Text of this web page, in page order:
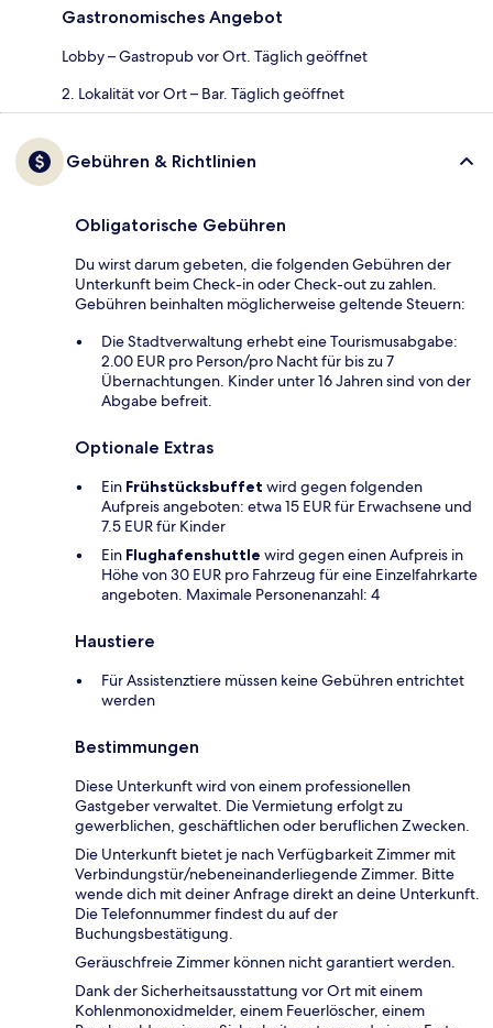
Gastronomisches Angebot
Lobby – Gastropub vor Ort. Täglich geöffnet
2. Lokalität vor Ort – Bar. Täglich geöffnet
Gebühren & Richtlinien
Obligatorische Gebühren
Du wirst darum gebeten, die folgenden Gebühren der
Unterkunft beim Check-in oder Check-out zu zahlen.
Gebühren beinhalten möglicherweise geltende Steuern:
Die Stadtverwaltung erhebt eine Tourismusabgabe:
2.00 EUR pro Person/pro Nacht für bis zu 7
Übernachtungen. Kinder unter 16 Jahren sind von der
Abgabe befreit.
Optionale Extras
Ein Frühstücksbuffet wird gegen folgenden
Aufpreis angeboten: etwa 15 EUR für Erwachsene und
7.5 EUR für Kinder
Ein Flughafenshuttle wird gegen einen Aufpreis in
Höhe von 30 EUR pro Fahrzeug für eine Einzelfahrkarte
angeboten. Maximale Personenanzahl: 4
Haustiere
Für Assistenztiere müssen keine Gebühren entrichtet
werden
Bestimmungen
Diese Unterkunft wird von einem professionellen
Gastgeber verwaltet. Die Vermietung erfolgt zu
gewerblichen, geschäftlichen oder beruflichen Zwecken.
Die Unterkunft bietet je nach Verfügbarkeit Zimmer mit
Verbindungstür/nebeneinanderliegende Zimmer. Bitte
wende dich mit deiner Anfrage direkt an deine Unterkunft.
Die Telefonnummer findest du auf der
Buchungsbestätigung.
Geräuschfreie Zimmer können nicht garantiert werden.
Dank der Sicherheitsausstattung vor Ort mit einem
Kohlenmonoxidmelder, einem Feuerlöscher, einem